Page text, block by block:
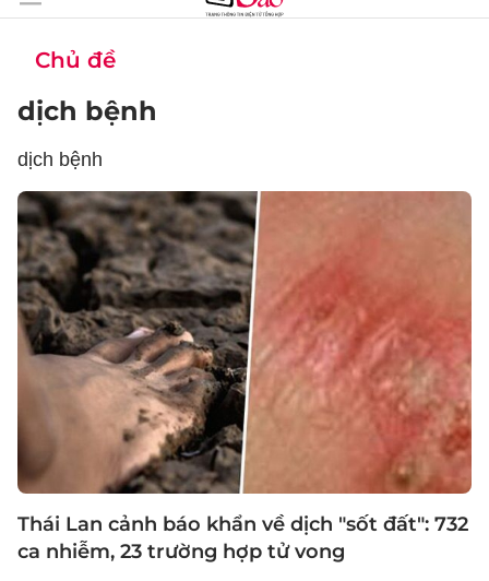
Chủ đề
dịch bệnh
dịch bệnh
Thái Lan cảnh báo khẩn về dịch "sốt đất": 732
ca nhiễm, 23 trường hợp tử vong